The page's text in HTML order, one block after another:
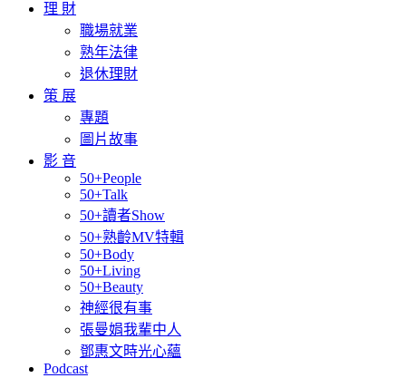
理 財
職場就業
熟年法律
退休理財
策 展
專題
圖片故事
影 音
50+People
50+Talk
50+讀者Show
50+熟齡MV特輯
50+Body
50+Living
50+Beauty
神經很有事
張曼娟我輩中人
鄧惠文時光心蘊
Podcast